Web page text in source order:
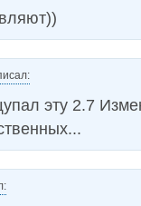
эту 2.7